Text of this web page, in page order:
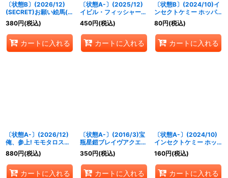
〔状態B〕(2026/12)
(SECRET)お願い絵馬(ネ
イ・ランテイルイラス
ト/BSC51収録)【C-
SEC】{BSC33-050}
《黄》
380円(税込)
カートに入れる
〔状態A-〕(2025/12)
イビル・フィッシャー
LT【C】{BSC49-057}
《紫》
450円(税込)
カートに入れる
〔状態B〕(2024/10)イ
ンセクトケミー ホッパ
ー1【M】{CB30-058}
《緑》
80円(税込)
カートに入れる
〔状態A-〕(2026/12)
俺、参上! モモタロス
【XX】{PB46-
RVXX01}《白》
880円(税込)
カートに入れる
〔状態A-〕(2016/3)宝
瓶星鎧ブレイヴアクエリ
アス(Mレア仕様/BSC27
収録)【X】{BS26-
X08}《白》
350円(税込)
カートに入れる
〔状態A-〕(2024/10)
インセクトケミー ホッ
パー1【M】{CB30-
058}《緑》
160円(税込)
カートに入れる